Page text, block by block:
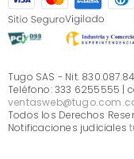
Instructivo
Sé parte de Tugó
¿Quiénes somos?
Servicio al cliente
Tugo SAS - Nit.
Teléfono: 333 6255555 |
Todos los Derechos
Notificaciones judiciales